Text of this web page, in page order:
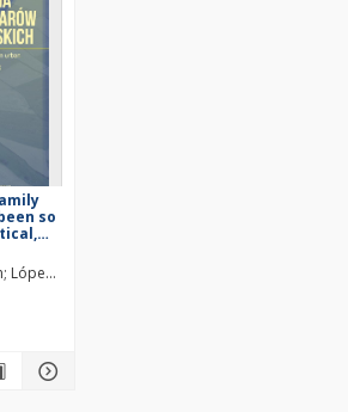
so
López-Carr, David